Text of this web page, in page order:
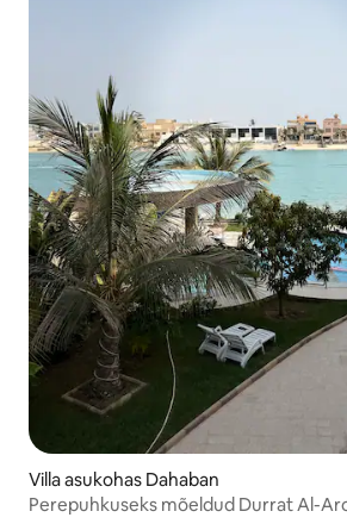
Villa asukohas Dahaban
Perepuhkuseks mõeldud Durrat Al-